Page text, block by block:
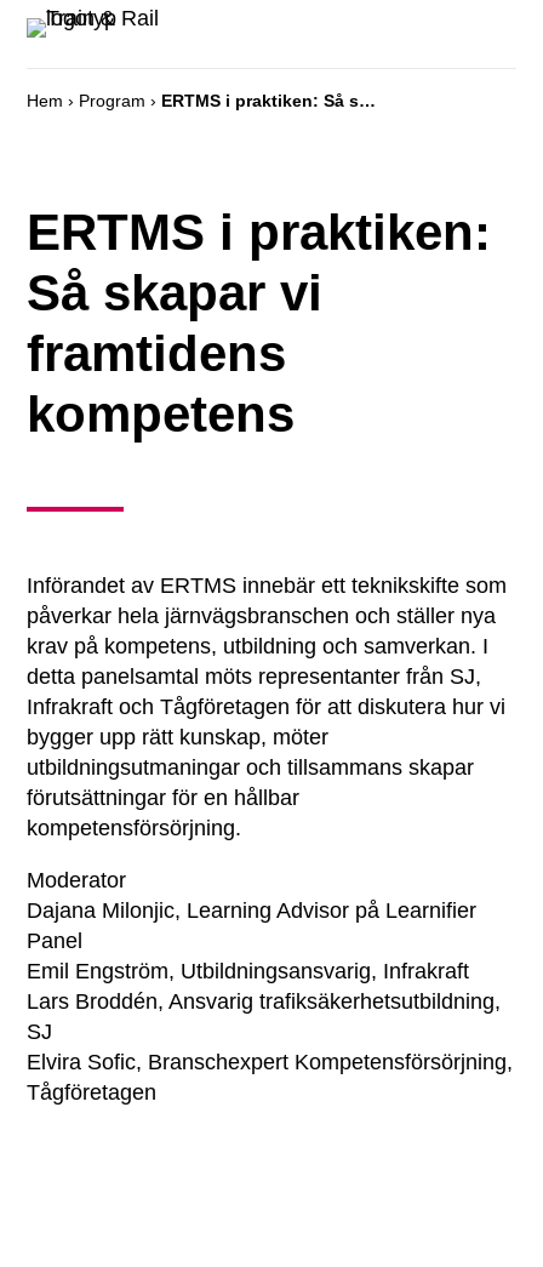
Hem › Program › ERTMS i praktiken: Så skapar vi framtidens kompetens
ERTMS i praktiken:
Så skapar vi
framtidens
kompetens
Införandet av ERTMS innebär ett teknikskifte som
påverkar hela järnvägsbranschen och ställer nya
krav på kompetens, utbildning och samverkan. I
detta panelsamtal möts representanter från SJ,
Infrakraft och Tågföretagen för att diskutera hur vi
bygger upp rätt kunskap, möter
utbildningsutmaningar och tillsammans skapar
förutsättningar för en hållbar
kompetensförsörjning.
Moderator
Dajana Milonjic, Learning Advisor på Learnifier
Panel
Emil Engström, Utbildningsansvarig, Infrakraft
Lars Broddén, Ansvarig trafiksäkerhetsutbildning,
SJ
Elvira Sofic, Branschexpert Kompetensförsörjning,
Tågföretagen